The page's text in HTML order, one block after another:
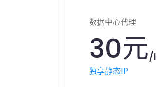
数据中心代理
30元/
独享静态IP